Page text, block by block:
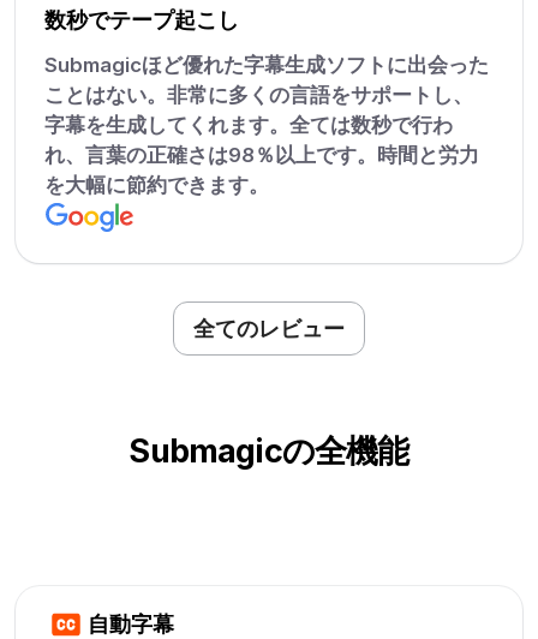
数秒でテープ起こし
Submagicほど優れた字幕生成ソフトに出会った
ことはない。非常に多くの言語をサポートし、
字幕を生成してくれます。全ては数秒で行わ
れ、言葉の正確さは98％以上です。時間と労力
を大幅に節約できます。
全てのレビュー
Submagicの全機能
自動字幕